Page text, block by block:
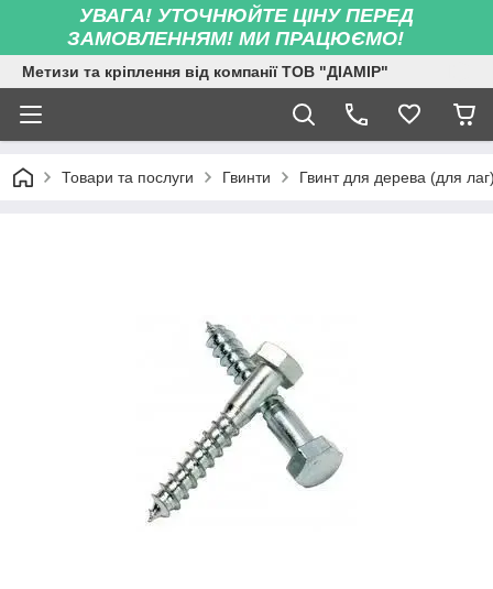
УВАГА! УТОЧНЮЙТЕ ЦІНУ ПЕРЕД
ЗАМОВЛЕННЯМ! МИ ПРАЦЮЄМО!
Метизи та кріплення від компанії ТОВ "ДІАМІР"
Товари та послуги Гвинти Гвинт для дерева (для